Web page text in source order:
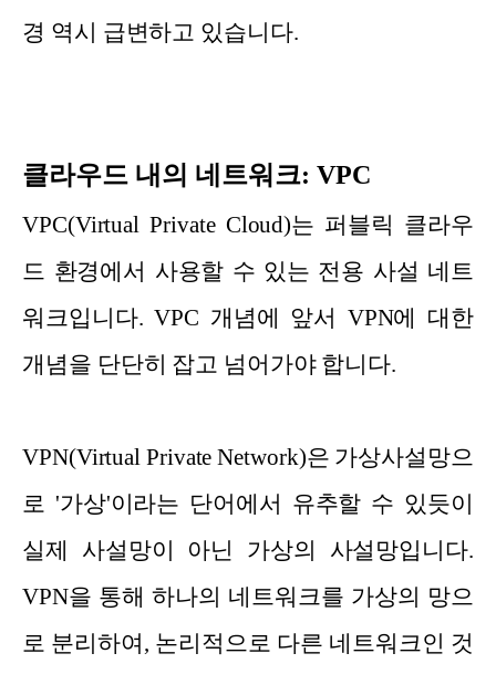
경 역시 급변하고 있습니다.
클라우드 내의 네트워크: VPC
VPC(Virtual Private Cloud)는 퍼블릭 클라우
드 환경에서 사용할 수 있는 전용 사설 네트
워크입니다. VPC 개념에 앞서 VPN에 대한
개념을 단단히 잡고 넘어가야 합니다.
VPN(Virtual Private Network)은 가상사설망으
로 '가상'이라는 단어에서 유추할 수 있듯이
실제 사설망이 아닌 가상의 사설망입니다.
VPN을 통해 하나의 네트워크를 가상의 망으
로 분리하여, 논리적으로 다른 네트워크인 것